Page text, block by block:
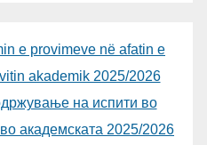
e provimeve në afatin e
akademik 2025/2026
на испити во
академската 2025/2026